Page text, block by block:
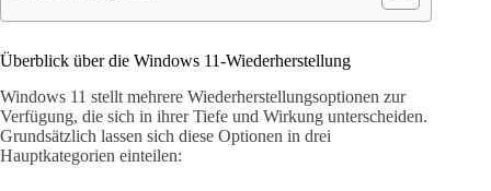
Überblick über die Windows 11-Wiederherstellung
Windows 11 stellt mehrere Wiederherstellungsoptionen zur
Verfügung, die sich in ihrer Tiefe und Wirkung unterscheiden.
Grundsätzlich lassen sich diese Optionen in drei
Hauptkategorien einteilen: